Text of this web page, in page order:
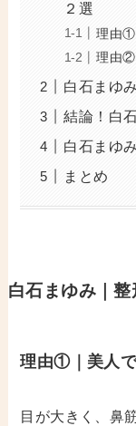
２選
理由①
理由②
白石まゆ
結論！白
白石まゆ
まとめ
白石まゆみ｜
理由①｜美人
目が大きく、鼻